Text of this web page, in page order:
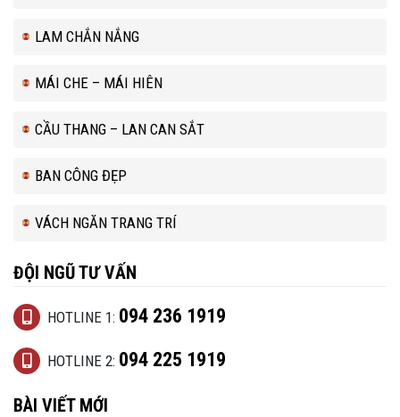
LAM CHẮN NẮNG
MÁI CHE – MÁI HIÊN
CẦU THANG – LAN CAN SẮT
BAN CÔNG ĐẸP
VÁCH NGĂN TRANG TRÍ
ĐỘI NGŨ TƯ VẤN
HOTLINE 1: 094 236 1919
HOTLINE 2: 094 225 1919
BÀI VIẾT MỚI